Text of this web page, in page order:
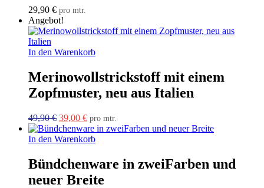
29,90 € pro mtr.
Angebot!
In den Warenkorb
Merinowollstrickstoff mit einem
Zopfmuster, neu aus Italien
49,90€ Ursprünglicher
Preis
war:
39,00 €Aktueller
Preis
ist:
pro mtr.
In den Warenkorb
Bündchenware in zweiFarben und
neuer Breite